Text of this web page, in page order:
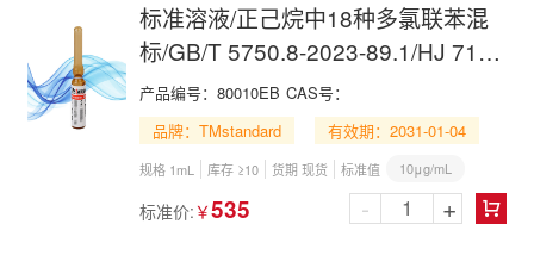
标准溶液/正己烷中18种多氯联苯混
标/GB/T 5750.8-2023-89.1/HJ 715-
2014/HJ 743-2015/HJ 891-2017/18
PCBs Mix in n-Hexane
产品编号： 80010EB CAS号：
品牌：TMstandard
有效期：2031-01-04
规格 1mL 库存 ≥10 货期 现货 标准值 10μg/mL
标准价: ￥535 
- +